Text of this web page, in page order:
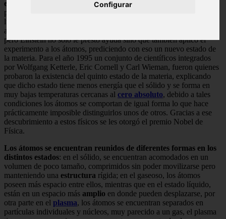
Configurar
estudiar a los fotones
para de esa forma determinar si dos fotones
podían ser considerados iguales o distintos, tal estudio fue enviado
luego Albert Einstein por el propio Bosé con el fin de que lo
apoyara en su teoría y le prestara ayuda para publicar dicho estudio,
pero Einstein no solo le presto ayuda sino que también aplicó el
experimento a los átomos, prediciendo con eso un nuevo estado de
la materia. Para el año 1995 un conjunto de científicos integrados
por Wolfgang Ketterle, Eric Cornell y Carl Wieman, fueron quienes
probaron la existencia del quinto estado de la materia, explicando
que dicho estado tiene menos energía que el sólido y se forma en
muy bajas temperaturas cercanas al cero absoluto, debido a tales
condiciones los átomos se comportan de igual forma lo que hace
prácticamente imposible distinguirlos unos de otros. Gracias a ese
descubrimiento a estos físicos se les otorgó el premio Nobel de
Física.
Los átomos se encuentran reunidos de diferentes formas en los
distintos estados: en el sólido, se encuentran acomodados en un
volumen de poco tamaño, comprimidos sin poder movilizarse pero
manteniendo una estructura rígida; en el gaseoso, los átomos
poseen más espacio entre ellos, mientras que en el estado líquido,
están en un espacio más amplio en donde pueden desplazarse, por
otra parte en el plasma, los átomos se encuentran separados en
partículas individuales y núcleos, muy parecido a un gas, el plasma